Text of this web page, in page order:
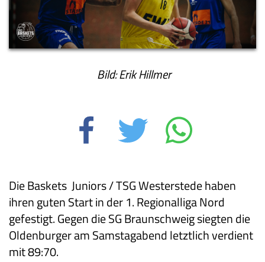
Bild: Erik Hillmer
Die Baskets Juniors / TSG Westerstede haben
ihren guten Start in der 1. Regionalliga Nord
gefestigt. Gegen die SG Braunschweig siegten die
Oldenburger am Samstagabend letztlich verdient
mit 89:70.